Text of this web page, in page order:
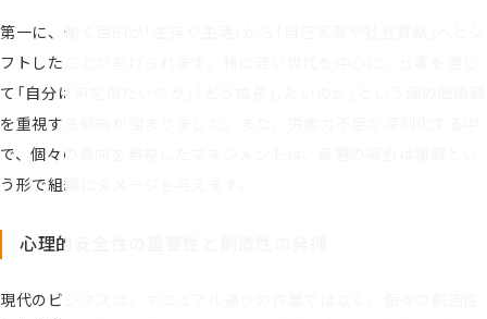
第一に、働く目的が「生存や生活」から「自己実現や社会貢献」へとシ
フトしたことが挙げられます。特に若い世代を中心に、仕事を通じ
て「自分は何を得たいのか」「どう成長したいのか」という個の価値観
を重視する傾向が強まりました。また、労働力不足が深刻化する中
で、個々の意向を無視したマネジメントは、最悪の場合は離職とい
う形で組織にダメージを与えます。
心理的安全性の重要性と創造性の発揮
現代のビジネスは、マニュアル通りの作業ではなく、個々の創造性